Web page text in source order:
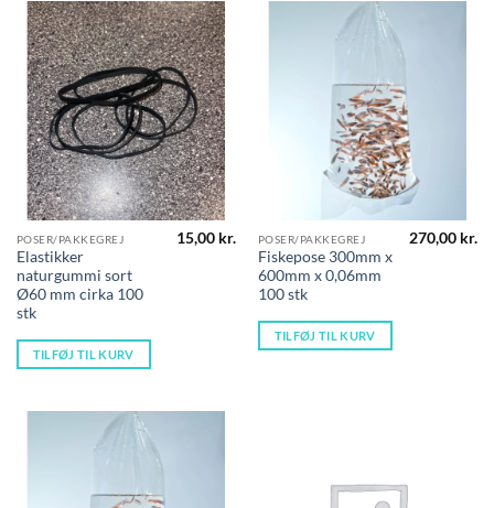
POSER/PAKKEGREJ
Elastikker
naturgummi sort
Ø60 mm cirka 100
stk
15,00 kr.
TILFØJ TIL KURV
POSER/PAKKEGREJ
Fiskepose 300mm x
600mm x 0,06mm
100 stk
270,00 kr.
TILFØJ TIL KURV